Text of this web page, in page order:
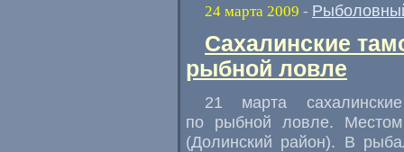
24 марта 2009 -
Сахалинские
рыбной ловле
21 марта
по рыбной ловле.
(Долинский район). В